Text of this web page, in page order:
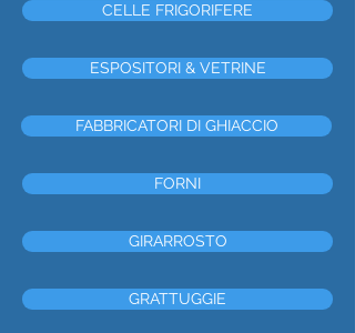
CELLE FRIGORIFERE
ESPOSITORI & VETRINE
FABBRICATORI DI GHIACCIO
FORNI
GIRARROSTO
GRATTUGGIE